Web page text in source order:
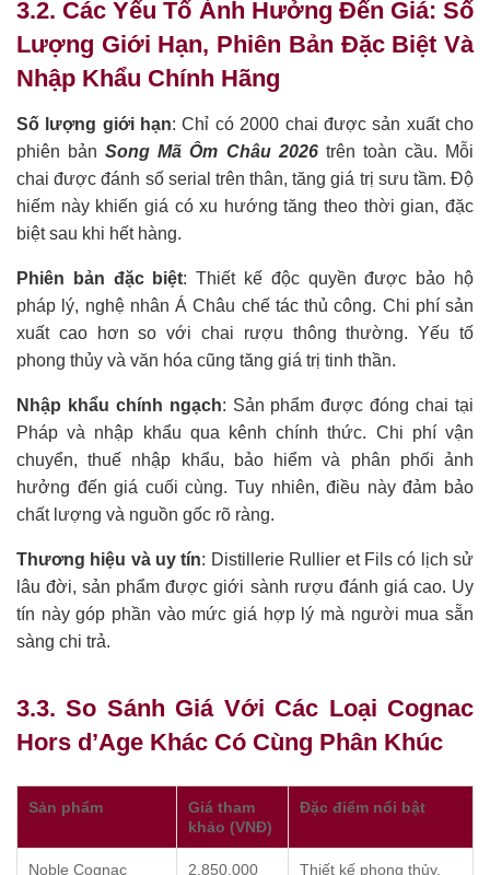
3.2. Các Yếu Tố Ảnh Hưởng Đến Giá: Số
Lượng Giới Hạn, Phiên Bản Đặc Biệt Và
Nhập Khẩu Chính Hãng
Số lượng giới hạn: Chỉ có 2000 chai được sản xuất cho
phiên bảnSong Mã Ôm Châu 2026trên toàn cầu. Mỗi
chai được đánh số serial trên thân, tăng giá trị sưu tầm. Độ
hiếm này khiến giá có xu hướng tăng theo thời gian, đặc
biệt sau khi hết hàng.
Phiên bản đặc biệt: Thiết kế độc quyền được bảo hộ
pháp lý, nghệ nhân Á Châu chế tác thủ công. Chi phí sản
xuất cao hơn so với chai rượu thông thường. Yếu tố
phong thủy và văn hóa cũng tăng giá trị tinh thần.
Nhập khẩu chính ngạch: Sản phẩm được đóng chai tại
Pháp và nhập khẩu qua kênh chính thức. Chi phí vận
chuyển, thuế nhập khẩu, bảo hiểm và phân phối ảnh
hưởng đến giá cuối cùng. Tuy nhiên, điều này đảm bảo
chất lượng và nguồn gốc rõ ràng.
Thương hiệu và uy tín: Distillerie Rullier et Fils có lịch sử
lâu đời, sản phẩm được giới sành rượu đánh giá cao. Uy
tín này góp phần vào mức giá hợp lý mà người mua sẵn
sàng chi trả.
3.3. So Sánh Giá Với Các Loại Cognac
Hors d’Age Khác Có Cùng Phân Khúc
Sản phẩm
Giá tham
khảo (VNĐ)
Đặc điểm nổi bật
Noble Cognac 2.850.000 Thiết kế phong thủy,